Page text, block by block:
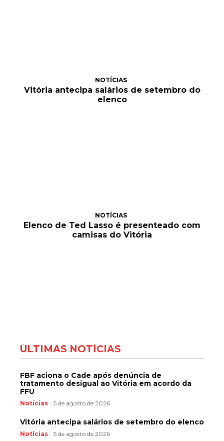
NOTÍCIAS
Vitória antecipa salários de setembro do
elenco
NOTÍCIAS
Elenco de Ted Lasso é presenteado com
camisas do Vitória
ÚLTIMAS NOTÍCIAS
FBF aciona o Cade após denúncia de
tratamento desigual ao Vitória em acordo da
FFU
Notícias 5 de agosto de 2026
Vitória antecipa salários de setembro do elenco
Notícias 5 de agosto de 2026